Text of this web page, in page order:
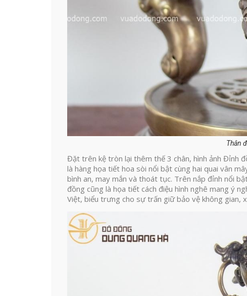
Thân
Đặt trên kệ tròn lại thêm thế 3 chân, hình ảnh Đỉnh
là hàng họa tiết hoa sòi nổi bật cùng hai quai vân
bình an, may mắn và thoát tục. Trên nắp đỉnh nổi
đồng cũng là họa tiết cách điệu hình nghê mang ý
Việt, biểu trưng cho sự trấn giữ bảo vệ không gian,